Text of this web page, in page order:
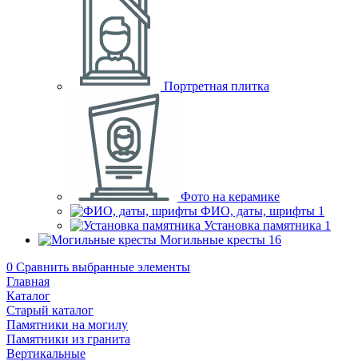
Портретная плитка
Фото на керамике
ФИО, даты, шрифты 1
Установка памятника 1
Могильные кресты 16
0 Сравнить выбранные элементы
Главная
Каталог
Старый каталог
Памятники на могилу
Памятники из гранита
Вертикальные